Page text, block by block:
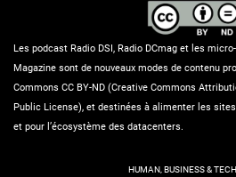
Les podcast Radio DSI, Radio DCmag et les
Magazine sont de nouveaux modes de contenu
Commons CC BY-ND (Creative Commons
Public License), et destinées à alimenter les
et pour l’écosystème des datacenters.
HUMAN, BUSINESS &